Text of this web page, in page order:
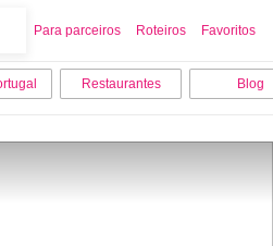
Para parceiros Roteiros Favoritos
Restaurantes Blog